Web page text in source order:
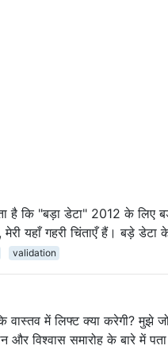
है कि "बड़ा डेटा" 2012 के लिए
मेरी यहाँ गहरी चिंताएँ हैं। बड़े
validation
में लिफ्ट क्या करेगी? मुझे
विश्वास समारोह के बारे में पता